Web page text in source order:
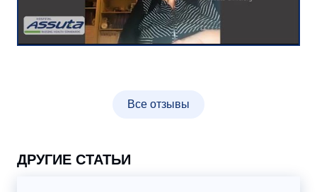
Все отзывы
ДРУГИЕ СТАТЬИ